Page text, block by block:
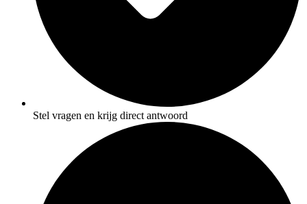
Stel vragen en krijg direct antwoord